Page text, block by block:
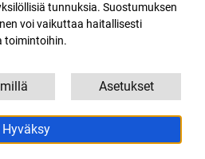
tunnuksia. Suostumuksen
voi vaikuttaa haitallisesti
toimintoihin.
Hyväksy
Asetukset